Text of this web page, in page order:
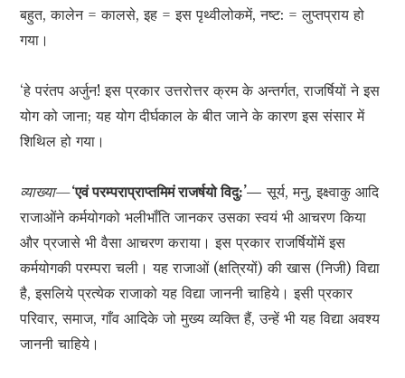
बहुत, कालेन = कालसे, इह = इस पृथ्वीलोकमें, नष्ट: = लुप्तप्राय हो
गया।
‘हे परंतप अर्जुन! इस प्रकार उत्तरोत्तर क्रम के अन्तर्गत, राजर्षियों ने इस
योग को जाना; यह योग दीर्घकाल के बीत जाने के कारण इस संसार में
शिथिल हो गया।
व्याख्या—‘एवं परम्पराप्राप्तमिमं राजर्षयो विदु:’— सूर्य, मनु, इक्ष्वाकु आदि
राजाओंने कर्मयोगको भलीभाँति जानकर उसका स्वयं भी आचरण किया
और प्रजासे भी वैसा आचरण कराया। इस प्रकार राजर्षियोंमें इस
कर्मयोगकी परम्परा चली। यह राजाओं (क्षत्रियों) की खास (निजी) विद्या
है, इसलिये प्रत्येक राजाको यह विद्या जाननी चाहिये। इसी प्रकार
परिवार, समाज, गाँव आदिके जो मुख्य व्यक्ति हैं, उन्हें भी यह विद्या अवश्य
जाननी चाहिये।